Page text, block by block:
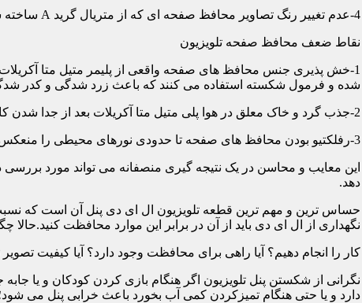
4-عدم تغییر رنگ تصاویر محافظ صفحه ای که از متریال گرید A ساخته شده باشد در رنگ ها کوچکترین دخالتی از خود نشان نمی دهد و شما می توانید با خیالی آسوده از تصاویر و رنگهای اورجینال لذت ببرید.
نقاط ضعف محافظ صفحه تلویزیون
1-خش پذیری جنس محافظ های صفحه واقعی از پلیمر متیل متا
شده و فرمول شکسته استفاده می کنند که باعث زرد شدگی و کدر
2-جذب گرد و خاک معلق در هوا پلی متیل متا آکریلات بعد از جدا شدن کاور دارای الکتریسیته ساکن می شود و جاذب گرد و خاک؛ که به مرور زمان این حالت کم و کمتر می شود.
3-رفلکتیو بودن محافظ های صفحه تا حدودی نورهای محیطی را منعکس می کنند و این یکی از معایب آن هاست که با جابجایی تلویزیون یا منابع نوری می توان رفلکس را کنترل کرد.
این معایب و محاسن در یک نتیجه گیری منصفانه می تواند مورد
دهد.
حساس ترین و مهم ترین قطعه تلویزیون ال ای دی پنل آن است که
نگهداری از ال ای دی باید از آن در برابر این موارد محافظت کنید.حالا
کار را انجام دهیم؟ آیا راهی برای محافظت وجود دارد؟ آیا کیفیت تصویر
نگرانی از شکستن پنل تلویزیون اگر هنگام بازی کردن کودکان و یا
دارد و یا حتی هنگام تمیزکردن کمی آب بخورد باعث خرابی پنل می